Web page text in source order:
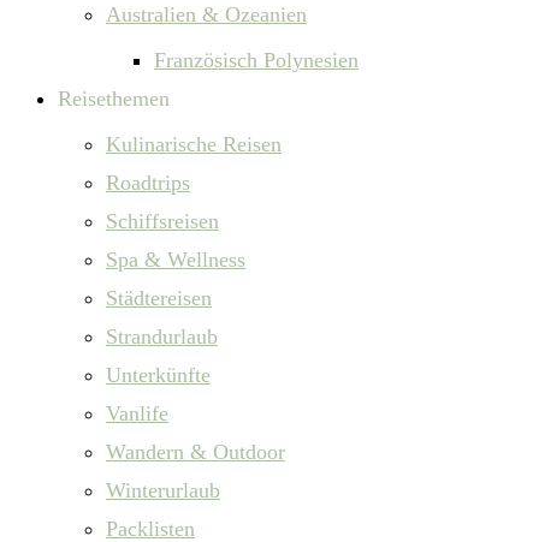
Australien & Ozeanien
Französisch Polynesien
Reisethemen
Kulinarische Reisen
Roadtrips
Schiffsreisen
Spa & Wellness
Städtereisen
Strandurlaub
Unterkünfte
Vanlife
Wandern & Outdoor
Winterurlaub
Packlisten